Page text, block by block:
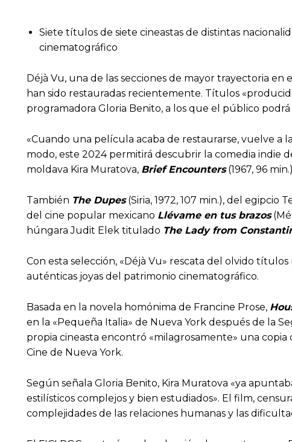
Siete títulos de siete cineastas de distintas
cinematográfico
Déjà Vu, una de las secciones de mayor trayectoria en
han sido restauradas recientemente. Títulos
programadora Gloria Benito, a los que el público
«Cuando una película acaba de restaurarse, vuelve a
modo, este 2024 permitirá descubrir la comedia indie
moldava Kira Muratova, Brief Encounters(1967, 96
También The Dupes(Siria, 1972, 107 min.), del
del cine popular mexicano Llévame en tus brazos
húngara Judit Elek titulado The Lady from
Con esta selección, «Déjà Vu» rescata del olvido
auténticas joyas del patrimonio cinematográfico.
Basada en la novela homónima de Francine Prose,
en la «Pequeña Italia» de Nueva York después de la
propia cineasta encontró «milagrosamente» una
Cine de Nueva York.
Según señala Gloria Benito, Kira Muratova «ya
estilísticos complejos y bien estudiados». El film,
complejidades de las relaciones humanas y las